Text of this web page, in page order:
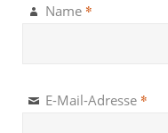
Name *
E-Mail-Adresse *